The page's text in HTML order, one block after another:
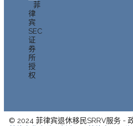
菲
律
宾
SEC
证
券
所
授
权
© 2024 菲律宾退休移民SRRV服务 -